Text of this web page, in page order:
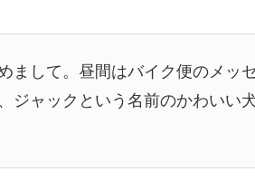
まして。昼間はバイク便のメッ
ジャックという名前のかわいい